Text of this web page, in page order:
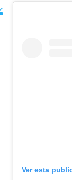
Ver esta